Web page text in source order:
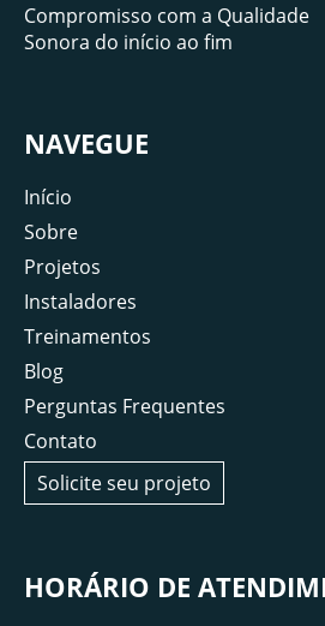
Compromisso com a Qualidade
Sonora do início ao fim
NAVEGUE
Início
Sobre
Projetos
Instaladores
Treinamentos
Blog
Perguntas Frequentes
Contato
Solicite seu projeto
HORÁRIO DE